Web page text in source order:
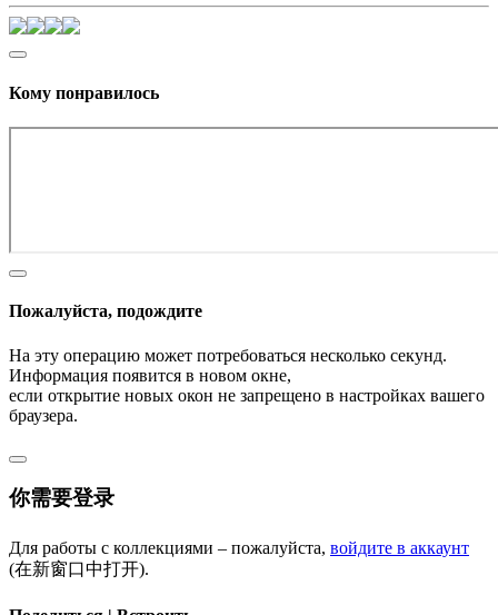
Кому понравилось
Пожалуйста, подождите
На эту операцию может потребоваться несколько секунд.
Информация появится в новом окне,
если открытие новых окон не запрещено в настройках вашего
браузера.
你需要登录
Для работы с коллекциями – пожалуйста, войдите в аккаунт
(在新窗口中打开).